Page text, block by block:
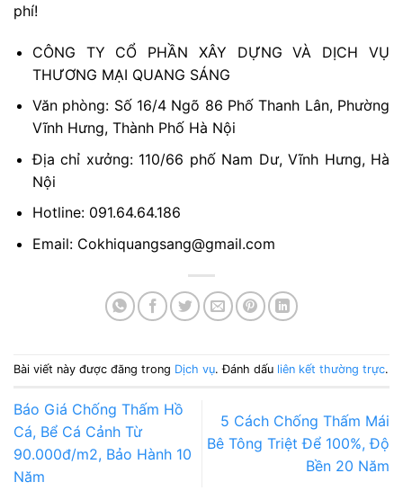
phí!
CÔNG TY CỔ PHẦN XÂY DỰNG VÀ DỊCH VỤ
THƯƠNG MẠI QUANG SÁNG
Văn phòng: Số 16/4 Ngõ 86 Phố Thanh Lân, Phường
Vĩnh Hưng, Thành Phố Hà Nội
Địa chỉ xưởng: 110/66 phố Nam Dư, Vĩnh Hưng, Hà
Nội
Hotline: 091.64.64.186
Email: Cokhiquangsang@gmail.com
Bài viết này được đăng trong Dịch vụ. Đánh dấu liên kết thường trực.
Báo Giá Chống Thấm Hồ
Cá, Bể Cá Cảnh Từ
90.000đ/m2, Bảo Hành 10
Năm
5 Cách Chống Thấm Mái
Bê Tông Triệt Để 100%, Độ
Bền 20 Năm